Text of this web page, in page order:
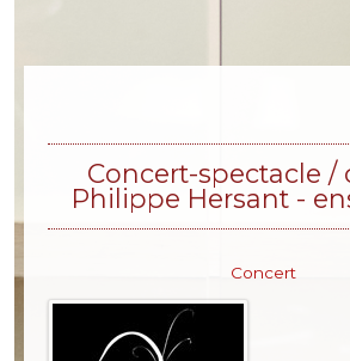
Concert-spectacle /
Philippe Hersant -
Concert